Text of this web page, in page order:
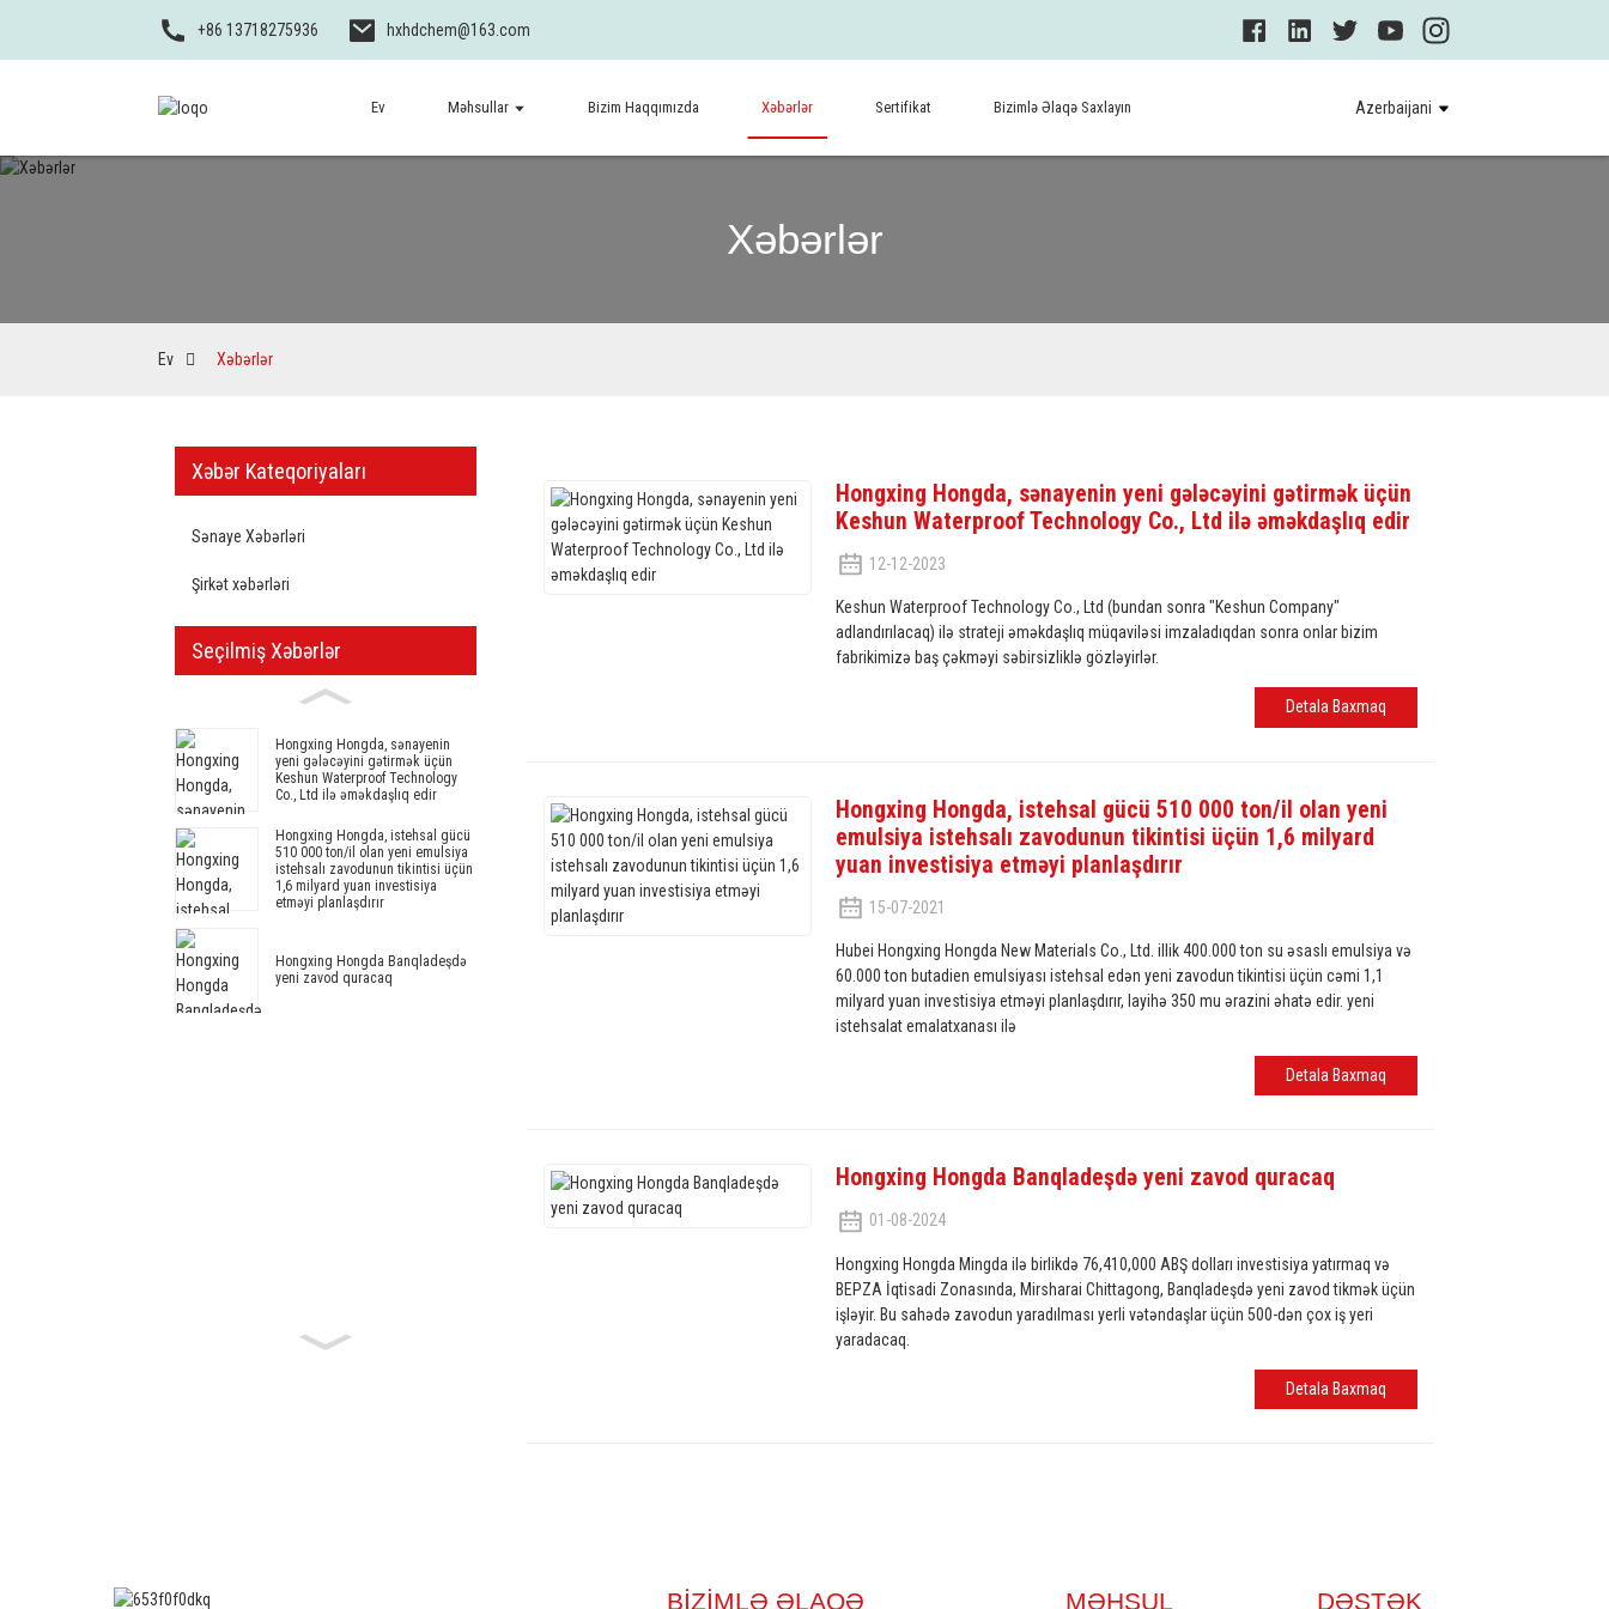
+86 13718275936 hxhdchem@163.com
Ev Məhsullar Bizim Haqqımızda Xəbərlər Sertifikat Bizimlə Əlaqə Saxlayın Azerbaijani
Xəbərlər
Ev Xəbərlər
Xəbər Kateqoriyaları
Sənaye Xəbərləri
Şirkət xəbərləri
Seçilmiş Xəbərlər
Hongxing Hongda, sənayenin
yeni gələcəyini gətirmək üçün
Keshun Waterproof Technology
Co., Ltd ilə əməkdaşlıq edir
Hongxing Hongda, istehsal gücü
510 000 ton/il olan yeni emulsiya
istehsalı zavodunun tikintisi üçün
1,6 milyard yuan investisiya
etməyi planlaşdırır
Hongxing Hongda Banqladeşdə
yeni zavod quracaq
Hongxing Hongda, sənayenin yeni gələcəyini gətirmək üçün
Keshun Waterproof Technology Co., Ltd ilə əməkdaşlıq edir
12-12-2023
Keshun Waterproof Technology Co., Ltd (bundan sonra "Keshun Company"
adlandırılacaq) ilə strateji əməkdaşlıq müqaviləsi imzaladıqdan sonra onlar bizim
fabrikimizə baş çəkməyi səbirsizliklə gözləyirlər.
Detala Baxmaq
Hongxing Hongda, istehsal gücü 510 000 ton/il olan yeni
emulsiya istehsalı zavodunun tikintisi üçün 1,6 milyard
yuan investisiya etməyi planlaşdırır
15-07-2021
Hubei Hongxing Hongda New Materials Co., Ltd. illik 400.000 ton su əsaslı emulsiya və
60.000 ton butadien emulsiyası istehsal edən yeni zavodun tikintisi üçün cəmi 1,1
milyard yuan investisiya etməyi planlaşdırır, layihə 350 mu ərazini əhatə edir. yeni
istehsalat emalatxanası ilə
Detala Baxmaq
Hongxing Hongda Banqladeşdə yeni zavod quracaq
01-08-2024
Hongxing Hongda Mingda ilə birlikdə 76,410,000 ABŞ dolları investisiya yatırmaq və
BEPZA İqtisadi Zonasında, Mirsharai Chittagong, Banqladeşdə yeni zavod tikmək üçün
işləyir. Bu sahədə zavodun yaradılması yerli vətəndaşlar üçün 500-dən çox iş yeri
yaradacaq.
Detala Baxmaq
BIZIMLƏ ƏLAQƏ MƏHSUL DƏSTƏK